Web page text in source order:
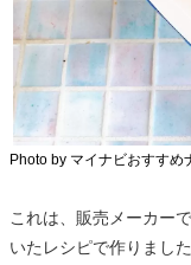
Photo by マイナビおすすめ
これは、販売メーカー
いたレシピで作りまし